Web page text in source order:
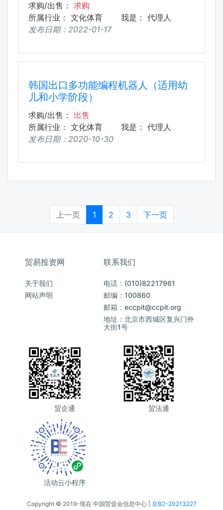
求购/出售： 求购
所属行业： 文化体育 我是： 代理人
发布日期： 2022-01-17
韩国出口多功能编程机器人（适用幼
儿和小学阶段）
求购/出售： 出售
所属行业： 文化体育 我是： 代理人
发布日期： 2020-10-30
上一页 1 2 3 下一页
贸易投资网
关于我们
网站声明
联系我们
电话：(010)82217961
邮编：100860
邮箱：eccpit@ccpit.org
地址：北京市西城区复兴门外
大街1号
贸企通 贸法通
活动云小程序
Copyright © 2019-现在 中国贸促会信息中心 | 京B2-20213227